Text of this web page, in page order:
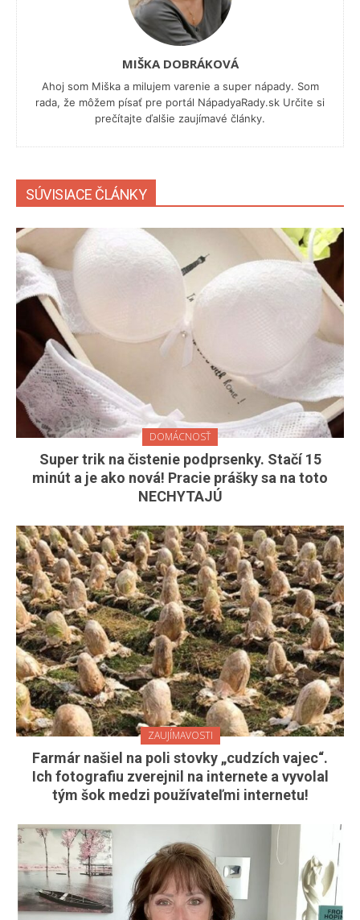
MIŠKA DOBRÁKOVÁ
Ahoj som Miška a milujem varenie a super nápady. Som
rada, že môžem písať pre portál NápadyaRady.sk Určite si
prečítajte ďalšie zaujímavé články.
SÚVISIACE ČLÁNKY
DOMÁCNOSŤ
Super trik na čistenie podprsenky. Stačí 15
minút a je ako nová! Pracie prášky sa na toto
NECHYTAJÚ
ZAUJÍMAVOSTI
Farmár našiel na poli stovky „cudzích vajec“.
Ich fotografiu zverejnil na internete a vyvolal
tým šok medzi používateľmi internetu!